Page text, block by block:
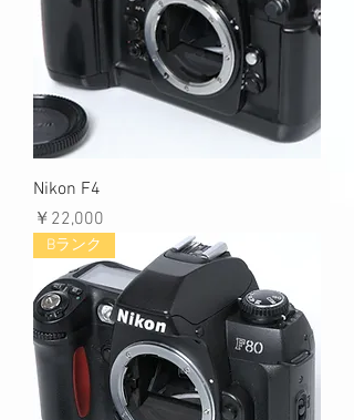
Nikon F4
価格
￥22,000
Bランク